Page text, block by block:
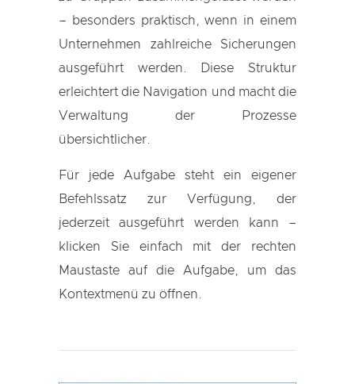
– besonders praktisch, wenn in einem
Unternehmen zahlreiche Sicherungen
ausgeführt werden. Diese Struktur
erleichtert die Navigation und macht die
Verwaltung der Prozesse
übersichtlicher.
Für jede Aufgabe steht ein eigener
Befehlssatz zur Verfügung, der
jederzeit ausgeführt werden kann –
klicken Sie einfach mit der rechten
Maustaste auf die Aufgabe, um das
Kontextmenü zu öffnen.